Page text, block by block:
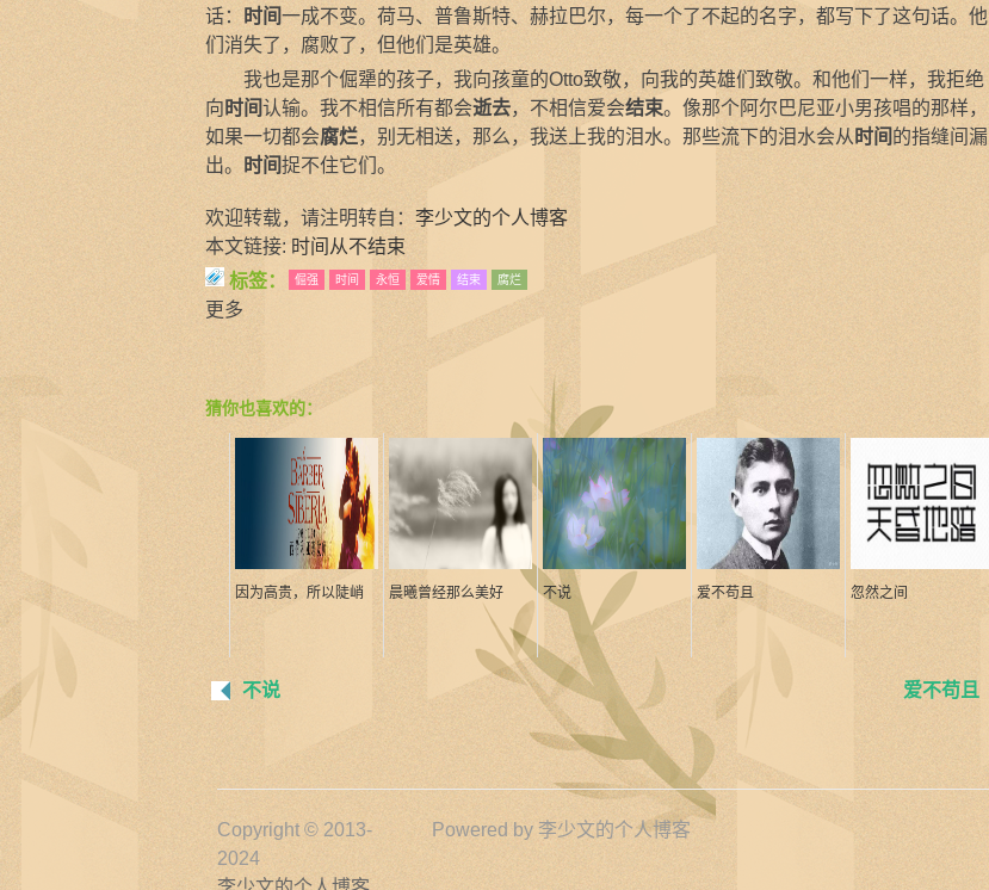
话：
时间一成不变。荷马、普鲁斯特、赫拉巴尔，每一个了不起的名字，都写下了这句话。他
们消失了，腐败了，但他们是英雄。
我也是那个倔犟的孩子，我向孩童的Otto致敬，向我的英雄们致敬。和他们一样，我拒绝
向 时间认输。我不相信所有都会逝去，不相信爱会结束。像那个阿尔巴尼亚小男孩唱的那样，
如果一切都会腐烂，别无相送，那么，我送上我的泪水。那些流下的泪水会从 时间 的指缝间漏
出。
时间 捉不住它们。
欢迎转载，请注明转自： 李少文的个人博客
本文链接: 时间从不结束
标签：
倔强 时间 永恒 爱情 结束 腐烂
更多
猜你也喜欢的：
因为高贵，所以陡峭 晨曦曾经那么美好 不说 爱不苟且 忽然之间
不说 爱不苟且
Copyright © 2013-
2024
Powered by 李少文的个人博客